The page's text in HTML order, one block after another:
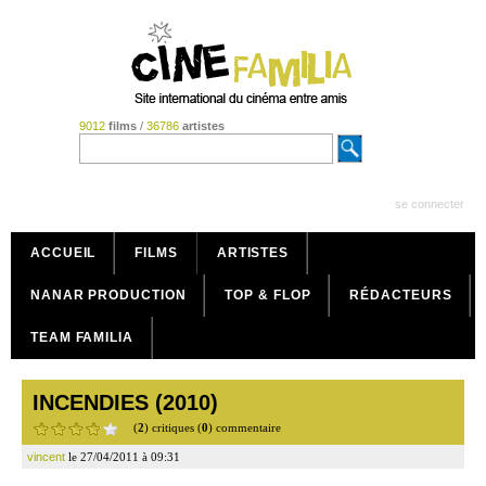
9012 films/ 36786 artistes
se connecter
ACCUEIL FILMS ARTISTES
NANAR PRODUCTION TOP & FLOP RÉDACTEURS
TEAM FAMILIA
INCENDIES (2010)
(2) critiques (0) commentaire
vincent le 27/04/2011 à 09:31